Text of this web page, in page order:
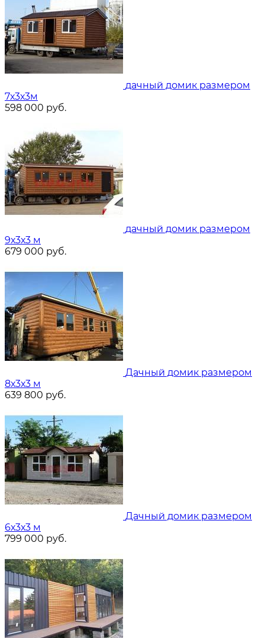
дачный домик размером
7х3х3м
598 000 руб.
дачный домик размером
9х3х3 м
679 000 руб.
Дачный домик размером
8х3х3 м
639 800 руб.
Дачный домик размером
6х3х3 м
799 000 руб.